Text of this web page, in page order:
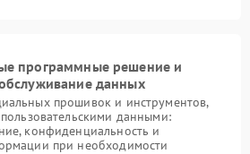
программные решение и
данных
прошивок и инструментов,
данными:
конфиденциальность и
при необходимости